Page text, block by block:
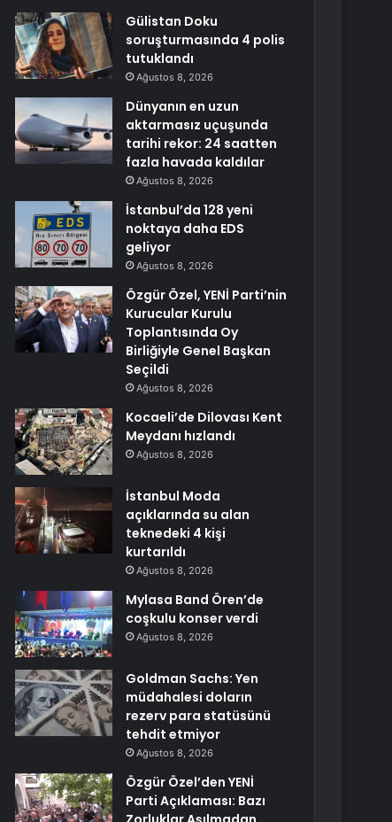
Gülistan Doku
soruşturmasında 4 polis
tutuklandı
Ağustos 8, 2026
Dünyanın en uzun
aktarmasız uçuşunda
tarihi rekor: 24 saatten
fazla havada kaldılar
Ağustos 8, 2026
İstanbul’da 128 yeni
noktaya daha EDS
geliyor
Ağustos 8, 2026
Özgür Özel, YENİ Parti’nin
Kurucular Kurulu
Toplantısında Oy
Birliğiyle Genel Başkan
Seçildi
Ağustos 8, 2026
Kocaeli’de Dilovası Kent
Meydanı hızlandı
Ağustos 8, 2026
İstanbul Moda
açıklarında su alan
teknedeki 4 kişi
kurtarıldı
Ağustos 8, 2026
Mylasa Band Ören’de
coşkulu konser verdi
Ağustos 8, 2026
Goldman Sachs: Yen
müdahalesi doların
rezerv para statüsünü
tehdit etmiyor
Ağustos 8, 2026
Özgür Özel’den YENİ
Parti Açıklaması: Bazı